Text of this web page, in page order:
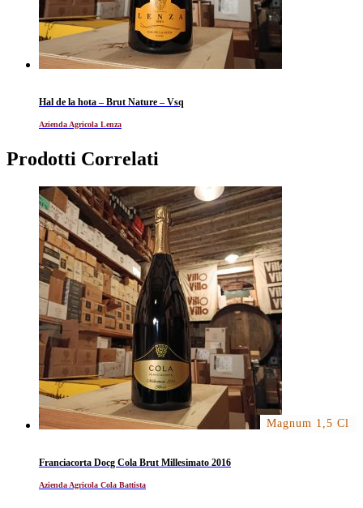
Hal de la hota – Brut Nature – Vsq
Azienda Agricola Lenza
Prodotti Correlati
Magnum 1,5 Cl
Franciacorta Docg Cola Brut Millesimato 2016
Azienda Agricola Cola Battista